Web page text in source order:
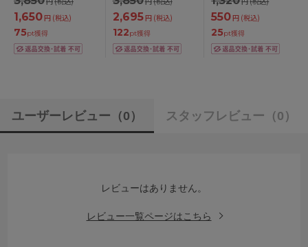
ルテメイク BCDEカッ
プ アンダー
60/65/70/75cm
1,650円 (税込)
75pt獲得
2,695円 (税込)
122pt獲得
550円 (税込)
25pt獲得
ユーザーレビュー （0） スタッフレビュー （0）
レビューはありません。
レビュー一覧ページはこちら